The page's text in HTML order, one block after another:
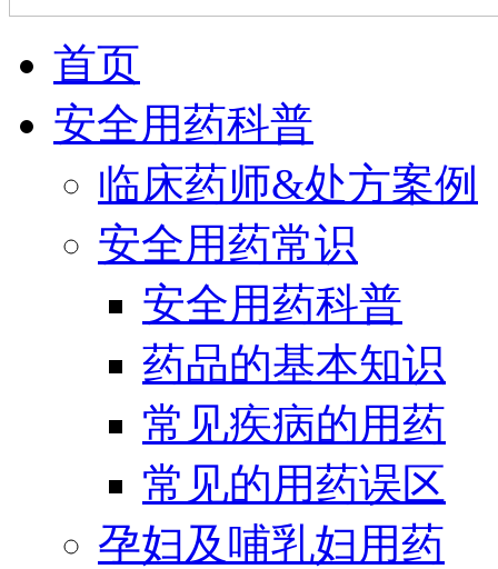
首页
安全用药科普
临床药师&处方案例
安全用药常识
安全用药科普
药品的基本知识
常见疾病的用药
常见的用药误区
孕妇及哺乳妇用药